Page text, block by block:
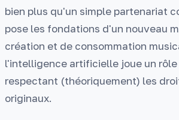
bien plus qu'un simple partenariat
pose les fondations d'un nouveau
création et de consommation
l'intelligence artificielle joue un
respectant (théoriquement) les
originaux.